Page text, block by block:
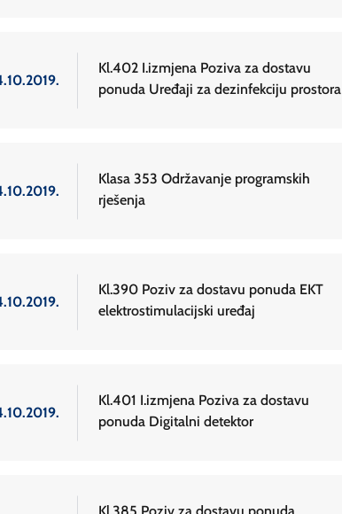
Kl.402 I.izmjena Poziva za dostavu
ponuda Uređaji za dezinfekciju prostora
Klasa 353 Održavanje programskih
rješenja
Kl.390 Poziv za dostavu ponuda EKT
elektrostimulacijski uređaj
Kl.401 I.izmjena Poziva za dostavu
ponuda Digitalni detektor